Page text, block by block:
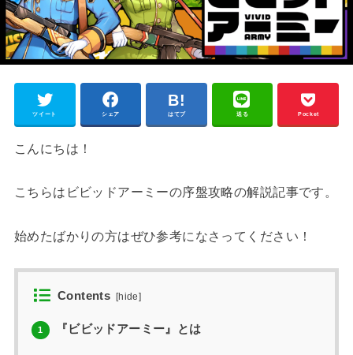
ツイート シェア はてブ 送る Pocket
こんにちは！
こちらはビビッドアーミーの序盤攻略の解説記事です。
始めたばかりの方はぜひ参考になさってください！
Contents [hide]
1 『ビビッドアーミー』とは